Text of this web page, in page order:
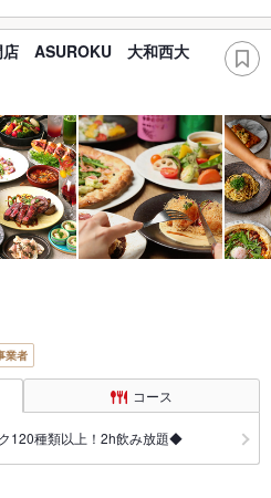
店 ASUROKU 大和西大
業者
コース
120種類以上！2h飲み放題◆